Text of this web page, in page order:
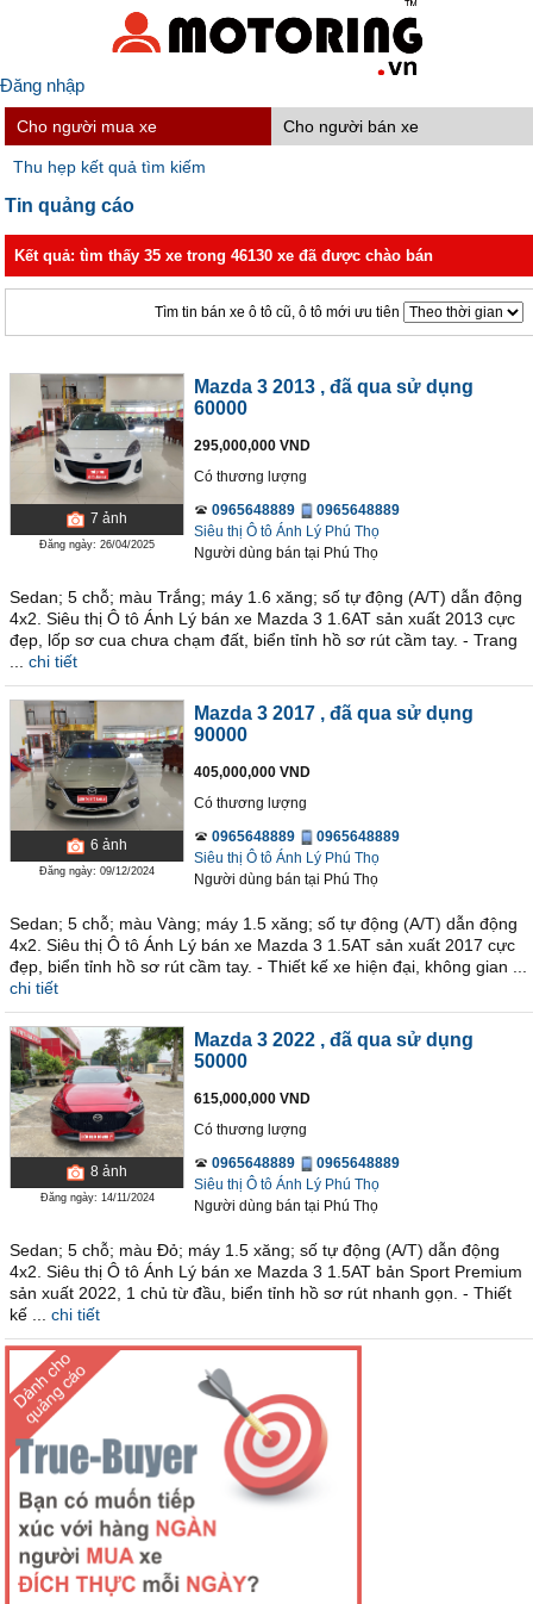
Đăng nhập
Cho người mua xe Cho người bán xe
Thu hẹp kết quả tìm kiếm
Tin quảng cáo
Kết quả: tìm thấy 35 xe trong 46130 xe đã được chào bán
Tìm tin bán xe ô tô cũ, ô tô mới ưu tiên
7 ảnh
Đăng ngày: 26/04/2025
Mazda 3 2013 , đã qua sử dụng
60000
295,000,000 VND
Có thương lượng
0965648889
0965648889
Siêu thị Ô tô Ánh Lý Phú Thọ
Người dùng bán tại Phú Thọ
Sedan; 5 chỗ; màu Trắng; máy 1.6 xăng; số tự động (A/T) dẫn động
4x2. Siêu thị Ô tô Ánh Lý bán xe Mazda 3 1.6AT sản xuất 2013 cực
đẹp, lốp sơ cua chưa chạm đất, biển tỉnh hồ sơ rút cầm tay. - Trang
chi tiết
6 ảnh
Đăng ngày: 09/12/2024
Mazda 3 2017 , đã qua sử dụng
90000
405,000,000 VND
Có thương lượng
0965648889
0965648889
Siêu thị Ô tô Ánh Lý Phú Thọ
Người dùng bán tại Phú Thọ
Sedan; 5 chỗ; màu Vàng; máy 1.5 xăng; số tự động (A/T) dẫn động
4x2. Siêu thị Ô tô Ánh Lý bán xe Mazda 3 1.5AT sản xuất 2017 cực
đẹp, biển tỉnh hồ sơ rút cầm tay. - Thiết kế xe hiện đại, không gian ...
chi tiết
8 ảnh
Đăng ngày: 14/11/2024
Mazda 3 2022 , đã qua sử dụng
50000
615,000,000 VND
Có thương lượng
0965648889
0965648889
Siêu thị Ô tô Ánh Lý Phú Thọ
Người dùng bán tại Phú Thọ
Sedan; 5 chỗ; màu Đỏ; máy 1.5 xăng; số tự động (A/T) dẫn động
4x2. Siêu thị Ô tô Ánh Lý bán xe Mazda 3 1.5AT bản Sport Premium
sản xuất 2022, 1 chủ từ đầu, biển tỉnh hồ sơ rút nhanh gọn. - Thiết
kế ...
chi tiết